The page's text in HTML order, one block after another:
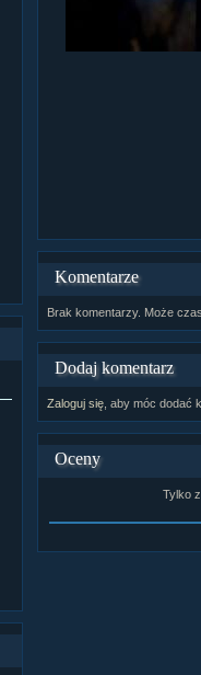
Napisanych artykułów:1,087
Tematów na forum:
Komentarze
Brak komentarzy. Może
Dodaj komentarz
Zaloguj się, aby móc dodać
Oceny
Tylko